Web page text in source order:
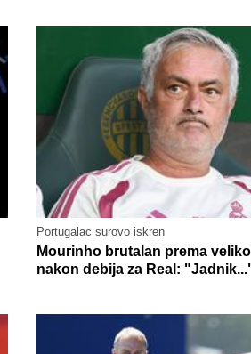
Portugalac surovo iskren
Mourinho brutalan prema
nakon debija za Real: